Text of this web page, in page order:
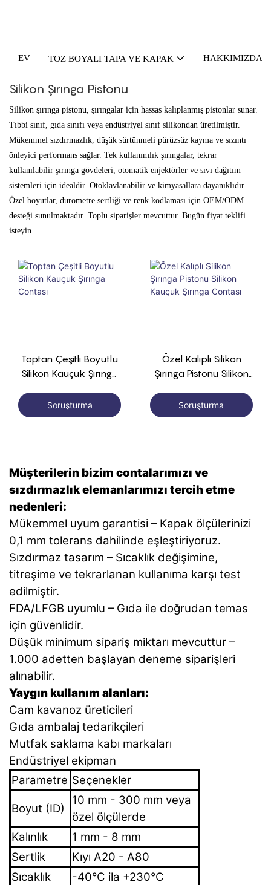
EV TOZ BOYALI TAPA VE KAPAK HAKKIMIZDA
Silikon Şırınga Pistonu
Silikon şırınga pistonu, şırıngalar için hassas kalıplanmış pistonlar sunar.
Tıbbi sınıf, gıda sınıfı veya endüstriyel sınıf silikondan üretilmiştir.
Mükemmel sızdırmazlık, düşük sürtünmeli pürüzsüz kayma ve sızıntı
önleyici performans sağlar. Tek kullanımlık şırıngalar, tekrar
kullanılabilir şırınga gövdeleri, otomatik enjektörler ve sıvı dağıtım
sistemleri için idealdir. Otoklavlanabilir ve kimyasallara dayanıklıdır.
Özel boyutlar, durometre sertliği ve renk kodlaması için OEM/ODM
desteği sunulmaktadır. Toplu siparişler mevcuttur. Bugün fiyat teklifi
isteyin.
Toptan Çeşitli Boyutlu
Silikon Kauçuk Şırınga
Soruşturma
Özel Kalıplı Silikon
Şırınga Pistonu Silikon
Soruşturma
Müşterilerin bizim contalarımızı ve
sızdırmazlık elemanlarımızı tercih etme
nedenleri:
Mükemmel uyum garantisi – Kapak ölçülerinizi
0,1 mm tolerans dahilinde eşleştiriyoruz.
Sızdırmaz tasarım – Sıcaklık değişimine,
titreşime ve tekrarlanan kullanıma karşı test
edilmiştir.
FDA/LFGB uyumlu – Gıda ile doğrudan temas
için güvenlidir.
Düşük minimum sipariş miktarı mevcuttur –
1.000 adetten başlayan deneme siparişleri
alınabilir.
Yaygın kullanım alanları:
Cam kavanoz üreticileri
Gıda ambalaj tedarikçileri
Mutfak saklama kabı markaları
Endüstriyel ekipman
Parametre Seçenekler
Boyut (ID)
10 mm - 300 mm veya
özel ölçülerde
Kalınlık
1 mm - 8 mm
Sertlik
Kıyı A20 - A80
Sıcaklık
-40°C ila +230°C